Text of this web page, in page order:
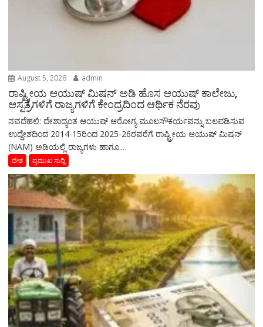
August 5, 2026 admin
ರಾಷ್ಟ್ರೀಯ ಆಯುಷ್ ಮಿಷನ್ ಅಡಿ ಹೊಸ ಆಯುಷ್ ಕಾಲೇಜು,
ಆಸ್ಪತ್ರೆಗಳಿಗೆ ರಾಜ್ಯಗಳಿಗೆ ಕೇಂದ್ರದಿಂದ ಆರ್ಥಿಕ ನೆರವು
ನವದೆಹಲಿ: ದೇಶಾದ್ಯಂತ ಆಯುಷ್ ಆರೋಗ್ಯ ಮೂಲಸೌಕರ್ಯವನ್ನು ಬಲಪಡಿಸುವ
ಉದ್ದೇಶದಿಂದ 2014-15ರಿಂದ 2025-26ರವರೆಗೆ ರಾಷ್ಟ್ರೀಯ ಆಯುಷ್ ಮಿಷನ್
(NAM) ಅಡಿಯಲ್ಲಿ ರಾಜ್ಯಗಳು ಹಾಗೂ...
ದೇಶ ಪ್ರಮುಖ ಸುದ್ದಿ